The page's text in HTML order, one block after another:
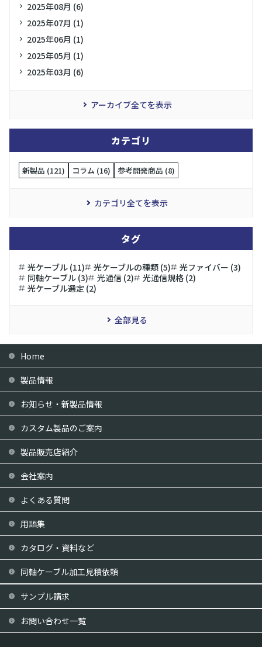
2025年08月 (6)
2025年07月 (1)
2025年06月 (1)
2025年05月 (1)
2025年03月 (6)
アーカイブ全てを表示
カテゴリ
新製品 (121) コラム (16) 参考開発商品 (8)
カテゴリ全てを表示
タグ
光ケーブル (11) 光ケーブルの種類 (5)
光ファイバー (3)
同軸ケーブル (3)
光通信 (2)
光通信規格 (2)
光ケーブル選定 (2)
全部見る
Home
製品情報
お知らせ・新製品情報
カスタム製品のご案内
製品販売店紹介
会社案内
よくある質問
用語集
カタログ・資料など
同軸ケーブル加工見積依頼
サンプル請求
お問い合わせ一覧